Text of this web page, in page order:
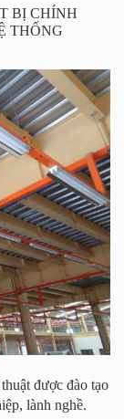
BỊ CHÍNH
THỐNG
được đào tạo
lành nghề.